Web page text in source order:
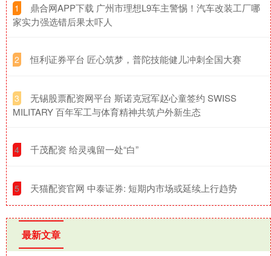
1
​鼎合网APP下载 广州市理想L9车主警惕！汽车改装工厂哪
家实力强选错后果太吓人
2 ​恒利证券平台 匠心筑梦，普陀技能健儿冲刺全国大赛
3
​无锡股票配资网平台 斯诺克冠军赵心童签约 SWISS
MILITARY 百年军工与体育精神共筑户外新生态
4 ​千茂配资 给灵魂留一处“白”
5 ​天猫配资官网 中泰证券: 短期内市场或延续上行趋势
最新文章